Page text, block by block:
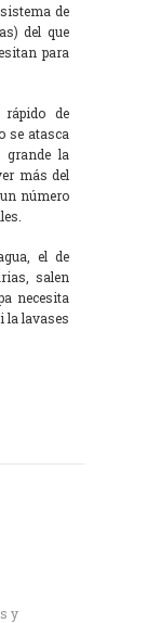
de
del que
para
de
se atasca
grande la
más del
número
el de
salen
necesita
la lavases
y